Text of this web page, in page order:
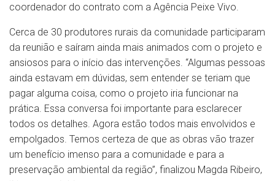
coordenador do contrato com a Agência Peixe Vivo.
Cerca de 30 produtores rurais da comunidade participaram
da reunião e saíram ainda mais animados com o projeto e
ansiosos para o início das intervenções. “Algumas pessoas
ainda estavam em dúvidas, sem entender se teriam que
pagar alguma coisa, como o projeto iria funcionar na
prática. Essa conversa foi importante para esclarecer
todos os detalhes. Agora estão todos mais envolvidos e
empolgados. Temos certeza de que as obras vão trazer
um benefício imenso para a comunidade e para a
preservação ambiental da região”, finalizou Magda Ribeiro,